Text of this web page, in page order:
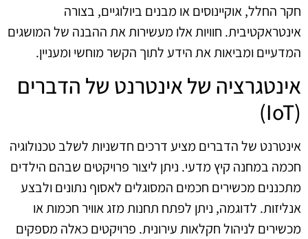
חקר החלל, אוקיינוסים או מבנים ביולוגיים, בצורה
אינטראקטיבית. חוויות אלו מעשירות את ההבנה של המושגים
המדעיים ומביאות את הידע לתוך הקשר מוחשי ומעניין.
אינטגרציה של אינטרנט של הדברים
(IoT)
אינטרנט של הדברים מציע דרכים חדשניות לשלב טכנולוגיה
חכמה במחנה קיץ מדעי. ניתן ליצור פרויקטים שבהם הילדים
מתכננים מכשירים חכמים המסוגלים לאסוף נתונים ולבצע
אנליזות. לדוגמה, ניתן לפתח תחנות מזג אוויר חכמות או
מכשירים לניהול חקלאות עירונית. פרויקטים כאלה מספקים